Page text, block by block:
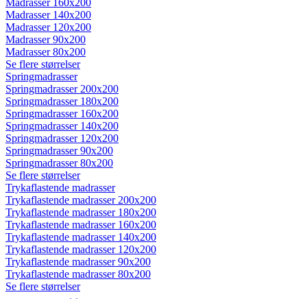
Madrasser 160x200
Madrasser 140x200
Madrasser 120x200
Madrasser 90x200
Madrasser 80x200
Se flere størrelser
Springmadrasser
Springmadrasser 200x200
Springmadrasser 180x200
Springmadrasser 160x200
Springmadrasser 140x200
Springmadrasser 120x200
Springmadrasser 90x200
Springmadrasser 80x200
Se flere størrelser
Trykaflastende madrasser
Trykaflastende madrasser 200x200
Trykaflastende madrasser 180x200
Trykaflastende madrasser 160x200
Trykaflastende madrasser 140x200
Trykaflastende madrasser 120x200
Trykaflastende madrasser 90x200
Trykaflastende madrasser 80x200
Se flere størrelser